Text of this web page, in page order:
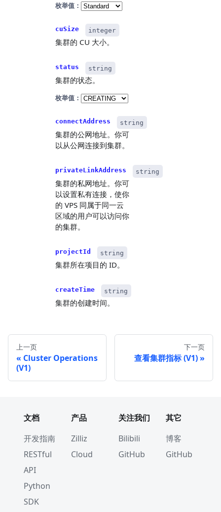
枚举值：
cuSize integer
集群的 CU 大小。
status string
集群的状态。
枚举值：
connectAddress string
集群的公网地址。你可
以从公网连接到集群。
privateLinkAddress string
集群的私网地址。你可
以设置私有连接，使你
的 VPS 同属于同一云
区域的用户可以访问你
的集群。
projectId string
集群所在项目的 ID。
createTime string
集群的创建时间。
上一页
Cluster Operations
(V1)
下一页
查看集群指标 (V1)
文档
开发指南
RESTful
API
Python
SDK
产品
Zilliz
Cloud
关注我们
Bilibili
GitHub
其它
博客
GitHub